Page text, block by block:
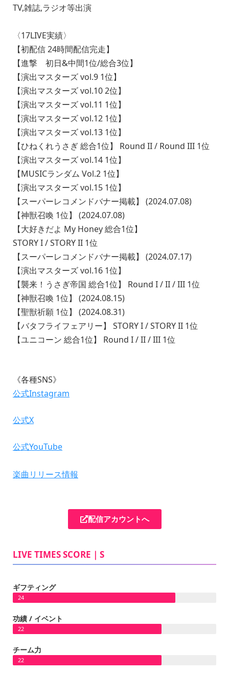
TV,雑誌,ラジオ等出演
〈17LIVE実績〉
【初配信 24時間配信完走】
【進撃 初日&中間1位/総合3位】
【演出マスターズ vol.9 1位】
【演出マスターズ vol.10 2位】
【演出マスターズ vol.11 1位】
【演出マスターズ vol.12 1位】
【演出マスターズ vol.13 1位】
【ひねくれうさぎ 総合1位】 Round II / Round III 1位
【演出マスターズ vol.14 1位】
【MUSICランダム Vol.2 1位】
【演出マスターズ vol.15 1位】
【スーパーレコメンドバナー掲載】 (2024.07.08)
【神獣召喚 1位】 (2024.07.08)
【大好きだよ My Honey 総合1位】
STORY I / STORY II 1位
【スーパーレコメンドバナー掲載】 (2024.07.17)
【演出マスターズ vol.16 1位】
【襲来！うさぎ帝国 総合1位】 Round I / II / III 1位
【神獣召喚 1位】 (2024.08.15)
【聖獣祈願 1位】 (2024.08.31)
【バタフライフェアリー】 STORY I / STORY II 1位
【ユニコーン 総合1位】 Round I / II / III 1位
《各種SNS》
公式Instagram
公式X
公式YouTube
楽曲リリース情報
配信アカウントへ
LIVE TIMES SCORE｜S
ギフティング
24
功績 / イベント
22
チーム力
22